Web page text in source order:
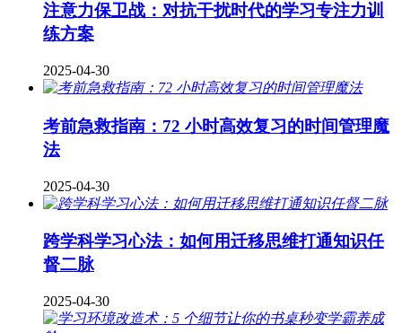
注意力保卫战：对抗干扰时代的学习专注力训
练方案
2025-04-30
考前急救指南：72 小时高效复习的时间管理魔
法
2025-04-30
跨学科学习心法：如何用迁移思维打通知识任
督二脉
2025-04-30